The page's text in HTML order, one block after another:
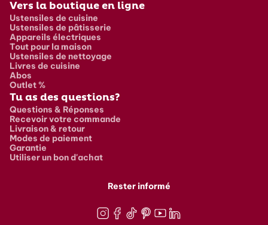
Vers la boutique en ligne
Ustensiles de cuisine
Ustensiles de pâtisserie
Appareils électriques
Tout pour la maison
Ustensiles de nettoyage
Livres de cuisine
Abos
Outlet %
Tu as des questions?
Questions & Réponses
Recevoir votre commande
Livraison & retour
Modes de paiement
Garantie
Utiliser un bon d'achat
Rester informé